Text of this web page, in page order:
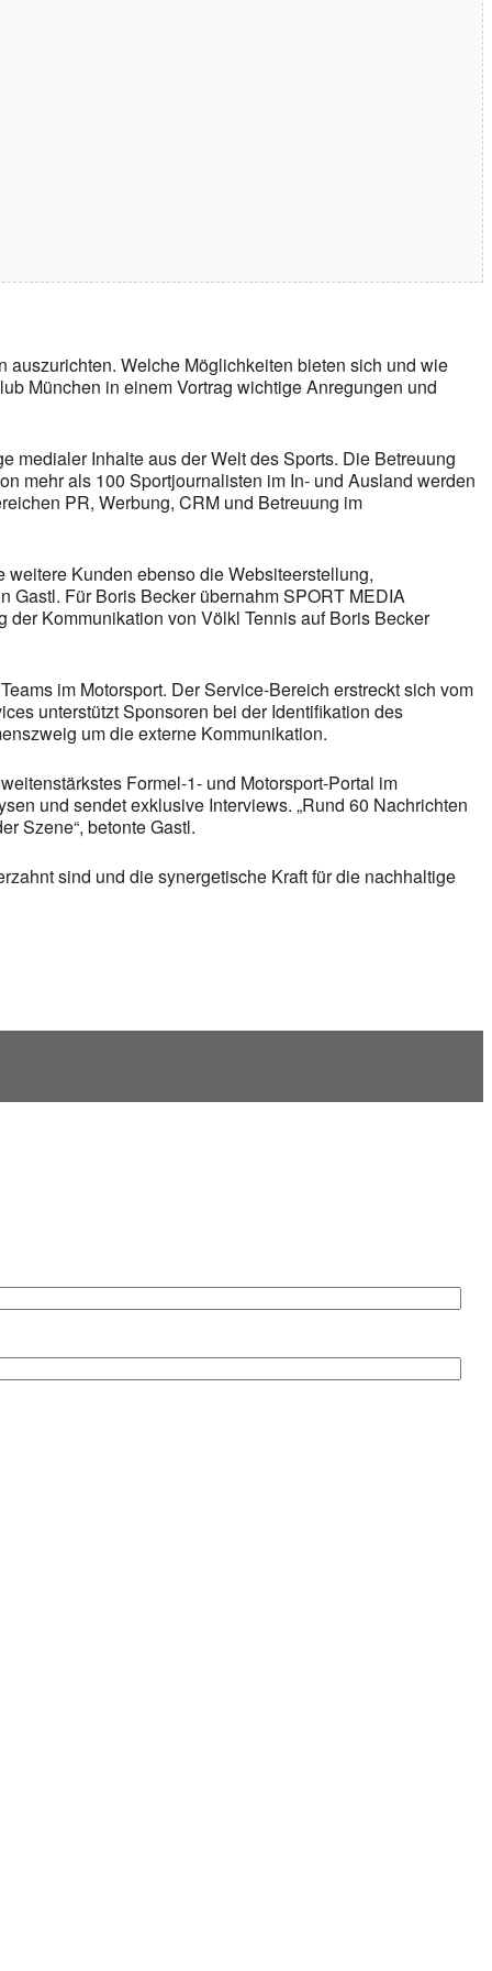
Welche Möglichkeiten bieten sich und wie
München in einem Vortrag wichtige Anregungen und
medialer Inhalte aus der Welt des Sports. Die Betreuung
mehr als 100 Sportjournalisten im In- und Ausland werden
PR, Werbung, CRM und Betreuung im
Kunden ebenso die Websiteerstellung,
Gastl. Für Boris Becker übernahm SPORT MEDIA
Kommunikation von Völkl Tennis auf Boris Becker
im Motorsport. Der Service-Bereich erstreckt sich vom
unterstützt Sponsoren bei der Identifikation des
um die externe Kommunikation.
Formel-1- und Motorsport-Portal im
und sendet exklusive Interviews. „Rund 60 Nachrichten
Szene“, betonte Gastl.
sind und die synergetische Kraft für die nachhaltige